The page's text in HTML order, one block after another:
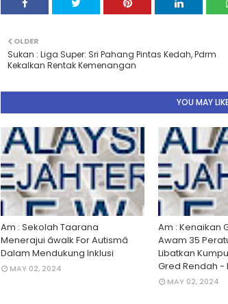
OLDER
Sukan : Liga Super: Sri Pahang Pintas Kedah, Pdrm
Kekalkan Rentak Kemenangan
YOU MAY
Am : Sekolah Taarana
Menerajui âwalk For Autismâ
Dalam Mendukung Inklusi
MAY 02, 2024
Am : Kenaikan
Awam 35
Libatkan
Gred Rendah -
MAY 02, 2024